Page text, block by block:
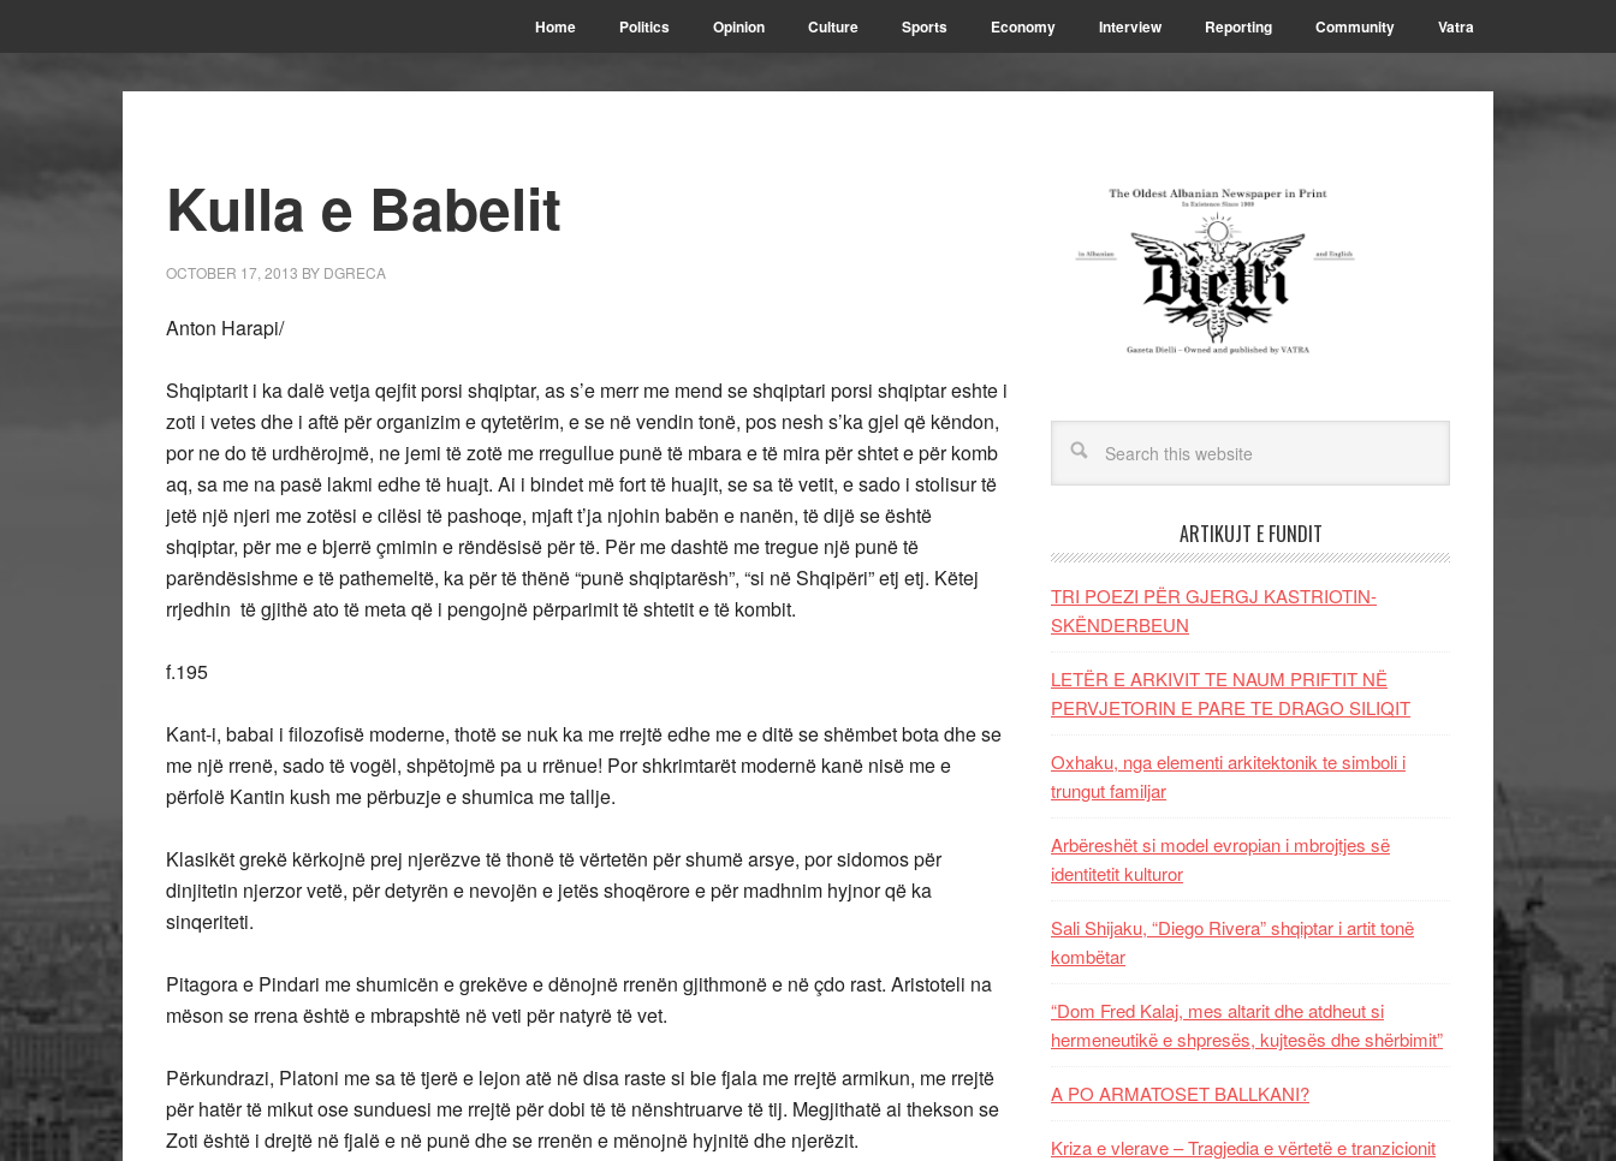
Home Politics Opinion Culture Sports Economy Interview Reporting Community Vatra
Kulla e Babelit
OCTOBER 17, 2013 BY DGRECA
Anton Harapi/
Shqiptarit i ka dalë vetja qejfit porsi shqiptar, as s’e merr me mend se shqiptari porsi shqiptar eshte i
zoti i vetes dhe i aftë për organizim e qytetërim, e se në vendin tonë, pos nesh s’ka gjel që këndon,
por ne do të urdhërojmë, ne jemi të zotë me rregullue punë të mbara e të mira për shtet e për komb
aq, sa me na pasë lakmi edhe të huajt. Ai i bindet më fort të huajit, se sa të vetit, e sado i stolisur të
jetë një njeri me zotësi e cilësi të pashoqe, mjaft t’ja njohin babën e nanën, të dijë se është
shqiptar, për me e bjerrë çmimin e rëndësisë për të. Për me dashtë me tregue një punë të
parëndësishme e të pathemeltë, ka për të thënë “punë shqiptarësh”, “si në Shqipëri” etj etj. Këtej
rrjedhin të gjithë ato të meta që i pengojnë përparimit të shtetit e të kombit.
f.195
Kant-i, babai i filozofisë moderne, thotë se nuk ka me rrejtë edhe me e ditë se shëmbet bota dhe se
me një rrenë, sado të vogël, shpëtojmë pa u rrënue! Por shkrimtarët modernë kanë nisë me e
përfolë Kantin kush me përbuzje e shumica me tallje.
Klasikët grekë kërkojnë prej njerëzve të thonë të vërtetën për shumë arsye, por sidomos për
dinjitetin njerzor vetë, për detyrën e nevojën e jetës shoqërore e për madhnim hyjnor që ka
sinqeriteti.
Pitagora e Pindari me shumicën e grekëve e dënojnë rrenën gjithmonë e në çdo rast. Aristoteli na
mëson se rrena është e mbrapshtë në veti për natyrë të vet.
Përkundrazi, Platoni me sa të tjerë e lejon atë në disa raste si bie fjala me rrejtë armikun, me rrejtë
për hatër të mikut ose sunduesi me rrejtë për dobi të të nënshtruarve të tij. Megjithatë ai thekson se
Zoti është i drejtë në fjalë e në punë dhe se rrenën e mënojnë hyjnitë dhe njerëzit.
ARTIKUJT E FUNDIT
TRI POEZI PËR GJERGJ KASTRIOTIN-
SKËNDERBEUN
LETËR E ARKIVIT TE NAUM PRIFTIT NË
PERVJETORIN E PARE TE DRAGO SILIQIT
Oxhaku, nga elementi arkitektonik te simboli i
trungut familjar
Arbëreshët si model evropian i mbrojtjes së
identitetit kulturor
Sali Shijaku, “Diego Rivera” shqiptar i artit tonë
kombëtar
“Dom Fred Kalaj, mes altarit dhe atdheut si
hermeneutikë e shpresës, kujtesës dhe shërbimit”
A PO ARMATOSET BALLKANI?
Kriza e vlerave – Tragjedia e vërtetë e tranzicionit